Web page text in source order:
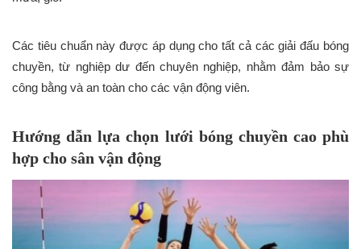
Các tiêu chuẩn này được áp dụng cho tất cả các giải đấu bóng
chuyền, từ nghiệp dư đến chuyên nghiệp, nhằm đảm bảo sự
công bằng và an toàn cho các vận động viên.
Hướng dẫn lựa chọn lưới bóng chuyền cao phù
hợp cho sân vận động